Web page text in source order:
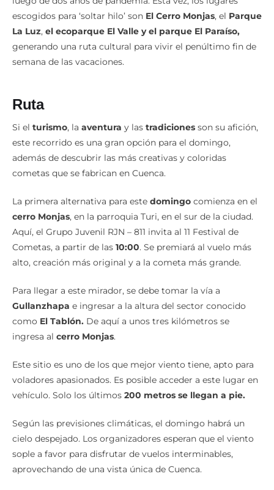
luego de dos años de pandemia. Esta vez, los lugares
escogidos para ‘soltar hilo’ sonEl Cerro Monjas, elParque
La Luz,el ecoparque El Valle y el parque El Paraíso,
generando una ruta cultural para vivir el penúltimo fin de
Ruta
Si el turismo, laaventuray lastradicionesson su afición,
este recorrido es una gran opción para el domingo,
además de descubrir las más creativas y coloridas
La primera alternativa para estedomingocomienza en el
cerro Monjas, en la parroquia Turi, en el sur de la ciudad.
Aquí, el Grupo Juvenil RJN – 811 invita al 11 Festival de
Cometas, a partir de las10:00. Se premiará al vuelo más
Para llegar a este mirador, se debe tomar la vía a
Gullanzhapae ingresar a la altura del sector conocido
comoEl Tablón.De aquí a unos tres kilómetros se
Este sitio es uno de los que mejor viento tiene, apto para
voladores apasionados. Es posible acceder a este lugar en
Según las previsiones climáticas, el domingo habrá un
cielo despejado. Los organizadores esperan que el viento
sople a favor para disfrutar de vuelos interminables,